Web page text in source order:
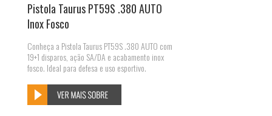
Pistola Taurus PT59S .380 AUTO
Inox Fosco
Conheça a Pistola Taurus PT59S .380 AUTO com
19+1 disparos, ação SA/DA e acabamento inox
fosco. Ideal para defesa e uso esportivo.